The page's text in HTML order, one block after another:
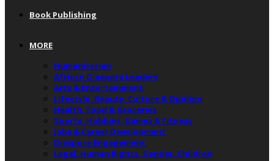
Book Publishing
MORE
Humanitarian
African Diaspora Leaders
Arts & Entertainment
Lifestyle, Beauty, Culture & Opinion
Health, Food & Groceries
Sports, Hobbies, Games & Fitness
Jobs & Career Development
Diaspora Engagement
Legal, Human Rights, Gender, Children